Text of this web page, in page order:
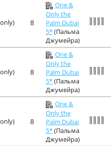
8
One &
Only the
Palm Dubai
5*(Пальма
Джумейра)
8
One &
Only the
Palm Dubai
5*(Пальма
Джумейра)
8
One &
Only the
Palm Dubai
5*(Пальма
Джумейра)